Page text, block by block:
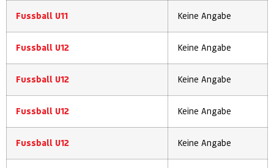
Fussball U11 Keine Angabe
Fussball U12 Keine Angabe
Fussball U12 Keine Angabe
Fussball U12 Keine Angabe
Fussball U12 Keine Angabe